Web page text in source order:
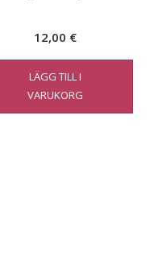
12,00 €
LÄGG TILL I
VARUKORG